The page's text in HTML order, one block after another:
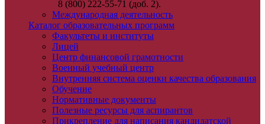
8 (800) 222-55-71 (доб. 2).
Международная деятельность
Каталог образовательных программ
Факультеты и институты
Лицей
Центр финансовой грамотности
Военный учебный центр
Внутренняя система оценки качества образования
Обучение
Нормативные документы
Полезные ресурсы для аспирантов
Прикрепление для написания кандидатской